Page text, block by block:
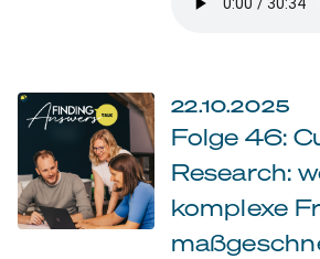
22.10.2025
Folge 46:
Research:
komplexe